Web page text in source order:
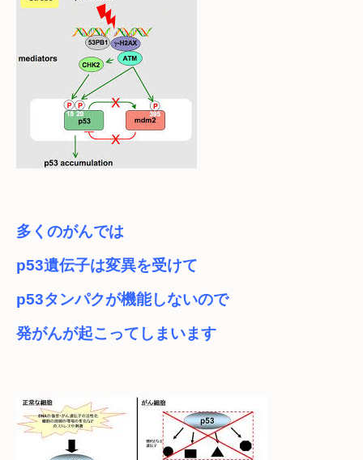
多くのがんでは
p53遺伝子は変異を受けて
p53タンパクが機能しないので
発がんが起こってしまいます